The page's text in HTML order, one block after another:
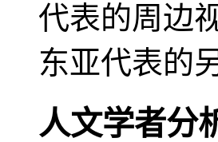
代表的周边
东亚代表的
人文学者分